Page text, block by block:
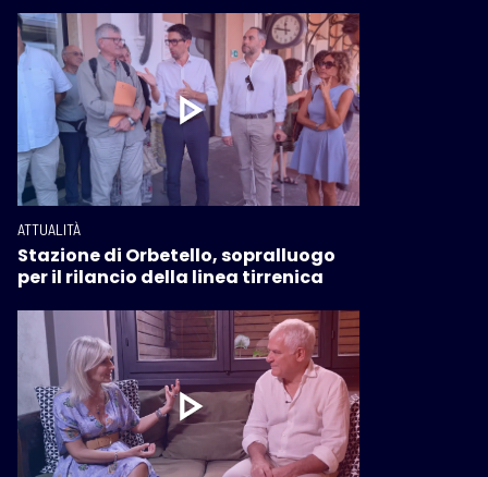
ATTUALITÀ
Stazione di Orbetello, sopralluogo
per il rilancio della linea tirrenica